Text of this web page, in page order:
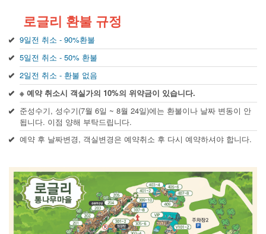
로글리 환불 규정
9일전 취소 - 90%환불
5일전 취소 - 50% 환불
2일전 취소 - 환불 없음
※ 예약 취소시 객실가의 10%의 위약금이 있습니다.
준성수기, 성수기(7월 6일 ~ 8월 24일)에는 환불이나 날짜 변동이 안
됩니다. 이점 양해 부탁드립니다.
예약 후 날짜변경, 객실변경은 예약취소 후 다시 예약하셔야 합니다.